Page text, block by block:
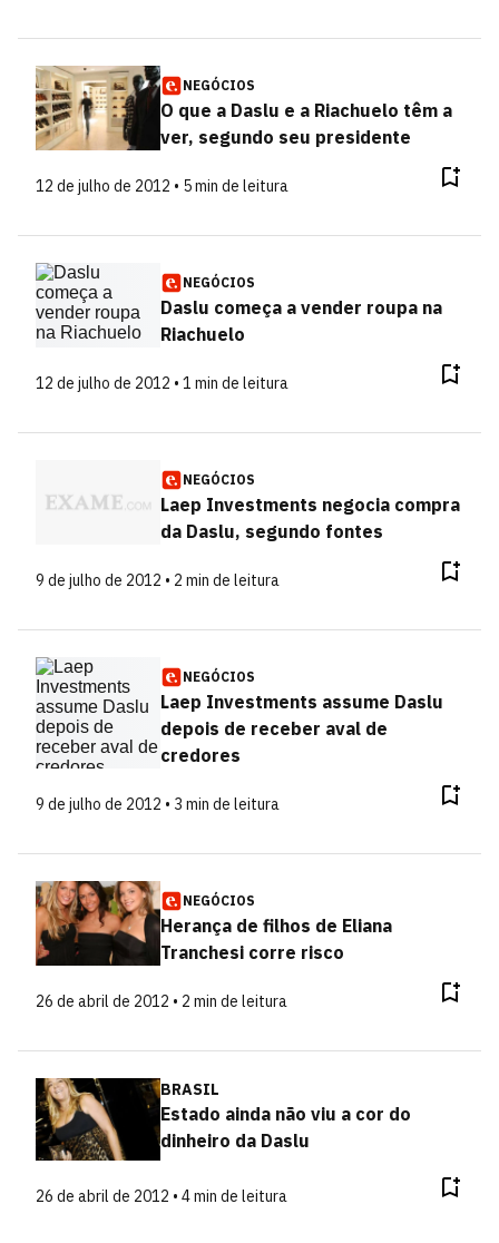
NEGÓCIOS
O que a Daslu e a Riachuelo têm a
ver, segundo seu presidente
12 de julho de 2012 • 5 min de leitura
NEGÓCIOS
Daslu começa a vender roupa na
Riachuelo
12 de julho de 2012 • 1 min de leitura
NEGÓCIOS
Laep Investments negocia compra
da Daslu, segundo fontes
9 de julho de 2012 • 2 min de leitura
NEGÓCIOS
Laep Investments assume Daslu
depois de receber aval de
credores
9 de julho de 2012 • 3 min de leitura
NEGÓCIOS
Herança de filhos de Eliana
Tranchesi corre risco
26 de abril de 2012 • 2 min de leitura
BRASIL
Estado ainda não viu a cor do
dinheiro da Daslu
26 de abril de 2012 • 4 min de leitura